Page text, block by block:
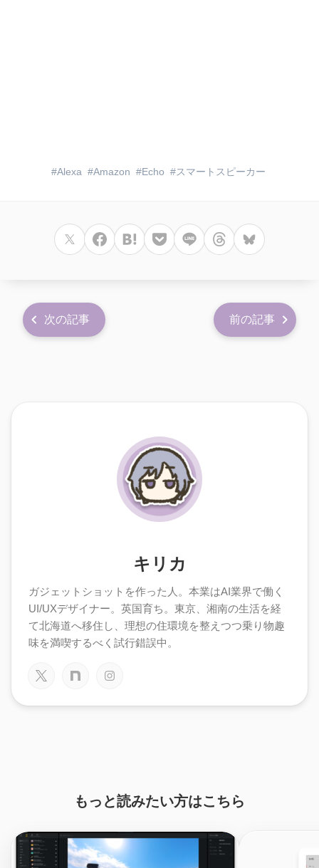
Alexa Amazon Echo スマートスピーカー
次の記事 前の記事
キリカ
ガジェットショットを作った人。本業はAI業界で働く
UI/UXデザイナー。英国育ち。東京、湘南の生活を経
て北海道へ移住し、理想の住環境を整えつつ乗り物趣
味を満喫するべく試行錯誤中。
もっと読みたい方はこちら